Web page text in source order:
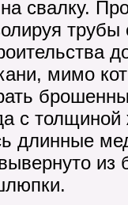
свалку.
трубы
мимо
с
длинные
из